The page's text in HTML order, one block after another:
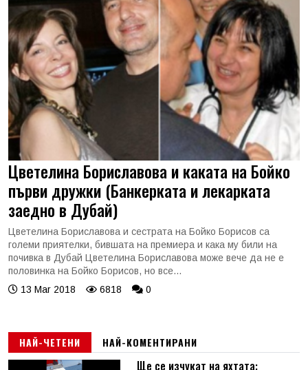
Цветелина Бориславова и каката на Бойко
първи дружки (Банкерката и лекарката
заедно в Дубай)
Цветелина Бориславова и сестрата на Бойко Борисов са
големи приятелки, бившата на премиера и кака му били на
почивка в Дубай Цветелина Бориславова може вече да не е
половинка на Бойко Борисов, но все...
13 Mar 2018
6818 0
НАЙ-ЧЕТЕНИ НАЙ-КОМЕНТИРАНИ
Ще се изчукат на яхтата: